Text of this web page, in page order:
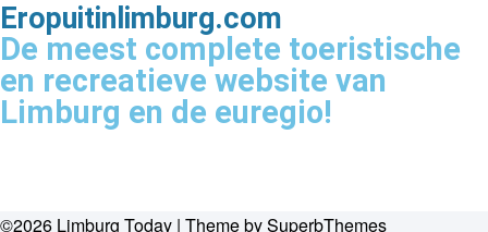
Eropuitinlimburg.com
De meest complete toeristische
en recreatieve website van
Limburg en de euregio!
©2026 Limburg Today | Theme bySuperbThemes